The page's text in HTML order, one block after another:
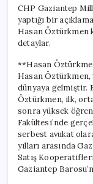
CHP Gaziantep
yaptığı bir
Hasan Öztürkmen
detaylar.
**Hasan
Hasan Öztürkmen,
dünyaya gelmiştir.
Öztürkmen, ilk,
sonra yüksek
Fakültesi’nde
serbest avukat
yılları arasında
Satış
Gaziantep